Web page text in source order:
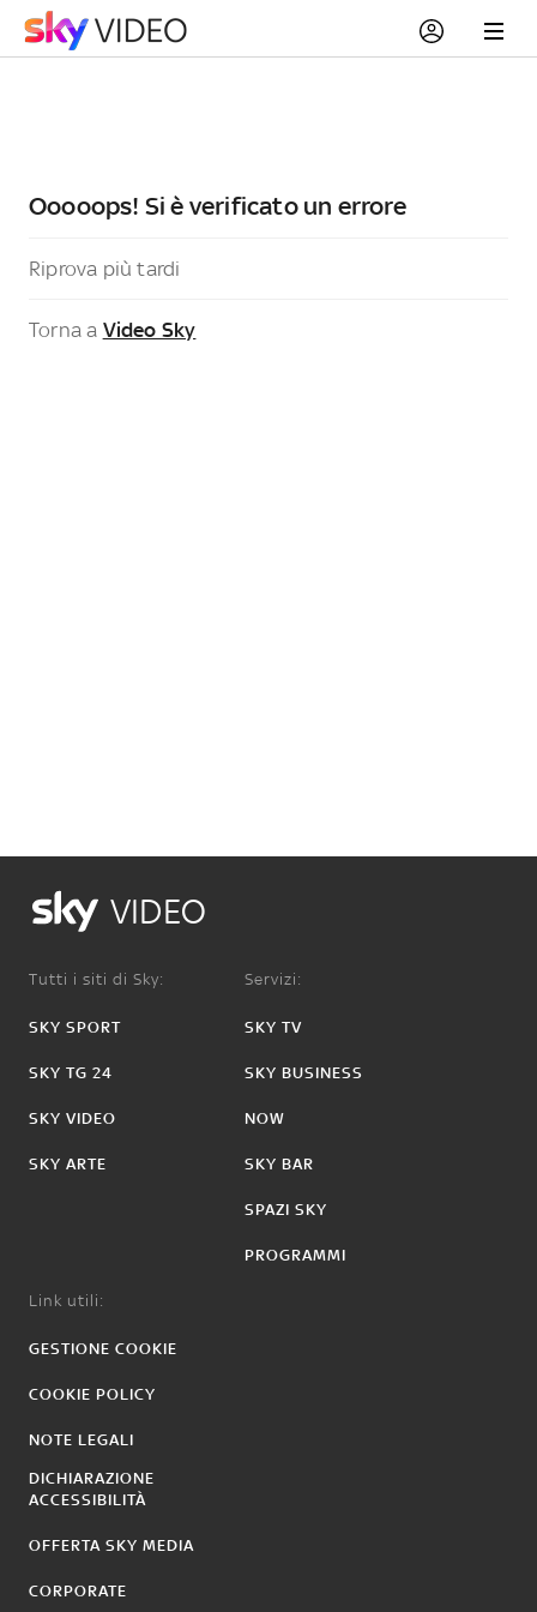
Ooooops! Si è verificato un errore
Riprova più tardi
Torna a Video Sky
VIDEO
Tutti i siti di Sky:
SKY SPORT
SKY TG 24
SKY VIDEO
SKY ARTE
Servizi:
SKY TV
SKY BUSINESS
NOW
SKY BAR
SPAZI SKY
PROGRAMMI
Link utili:
GESTIONE COOKIE
COOKIE POLICY
NOTE LEGALI
DICHIARAZIONE
ACCESSIBILITÀ
OFFERTA SKY MEDIA
CORPORATE